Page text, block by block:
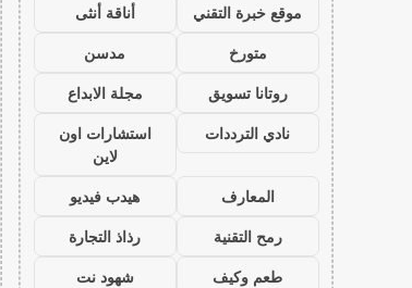
موقع خبرة التقني
أناقة أنثى
متورخ
مدسن
روتانا تسويق
مجلة الابداع
نادي الترددات
استشارات اون
لاين
المعارف
هيدب فيديو
رمح التقنية
رذاذ التجارة
طعم وكيف
شهود نت